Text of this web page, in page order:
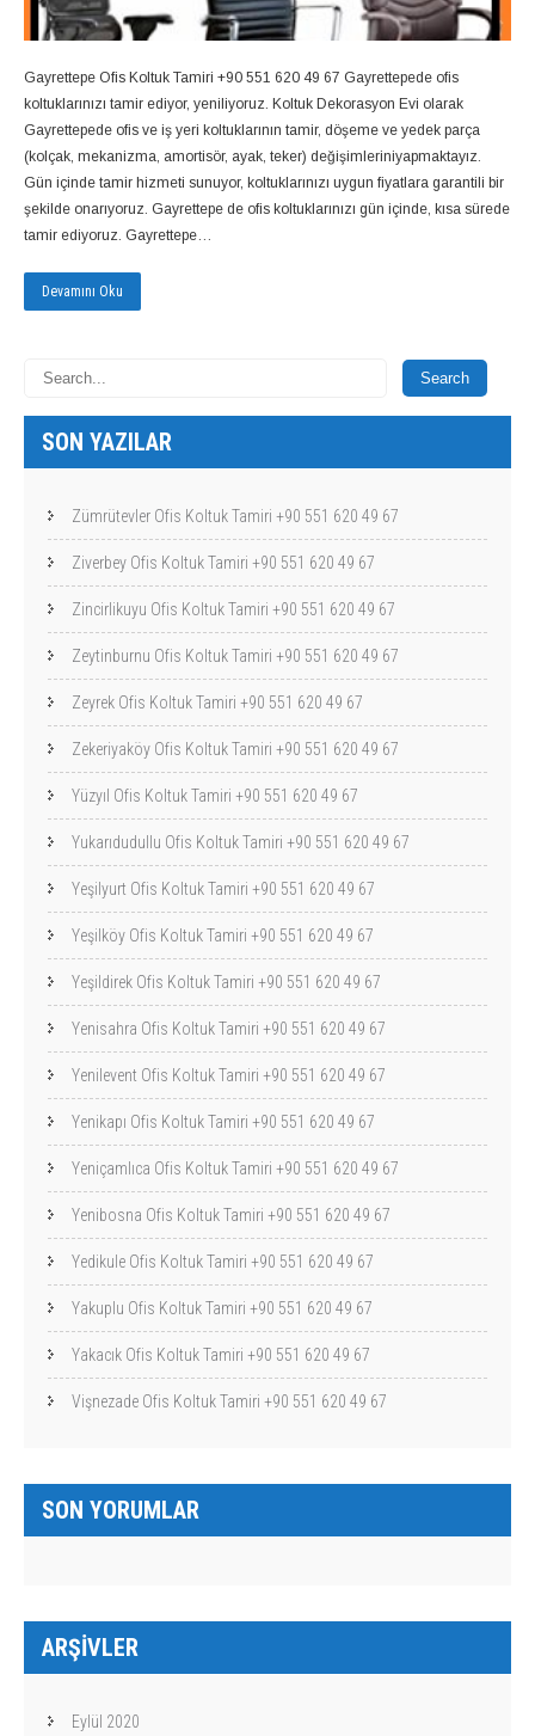
Gayrettepe Ofis Koltuk Tamiri +90 551 620 49 67 Gayrettepede ofis
koltuklarınızı tamir ediyor, yeniliyoruz. Koltuk Dekorasyon Evi olarak
Gayrettepede ofis ve iş yeri koltuklarının tamir, döşeme ve yedek parça
(kolçak, mekanizma, amortisör, ayak, teker) değişimleriniyapmaktayız.
Gün içinde tamir hizmeti sunuyor, koltuklarınızı uygun fiyatlara garantili bir
şekilde onarıyoruz. Gayrettepe de ofis koltuklarınızı gün içinde, kısa sürede
tamir ediyoruz. Gayrettepe…
Devamını Oku
SON YAZILAR
Zümrütevler Ofis Koltuk Tamiri +90 551 620 49 67
Ziverbey Ofis Koltuk Tamiri +90 551 620 49 67
Zincirlikuyu Ofis Koltuk Tamiri +90 551 620 49 67
Zeytinburnu Ofis Koltuk Tamiri +90 551 620 49 67
Zeyrek Ofis Koltuk Tamiri +90 551 620 49 67
Zekeriyaköy Ofis Koltuk Tamiri +90 551 620 49 67
Yüzyıl Ofis Koltuk Tamiri +90 551 620 49 67
Yukarıdudullu Ofis Koltuk Tamiri +90 551 620 49 67
Yeşilyurt Ofis Koltuk Tamiri +90 551 620 49 67
Yeşilköy Ofis Koltuk Tamiri +90 551 620 49 67
Yeşildirek Ofis Koltuk Tamiri +90 551 620 49 67
Yenisahra Ofis Koltuk Tamiri +90 551 620 49 67
Yenilevent Ofis Koltuk Tamiri +90 551 620 49 67
Yenikapı Ofis Koltuk Tamiri +90 551 620 49 67
Yeniçamlıca Ofis Koltuk Tamiri +90 551 620 49 67
Yenibosna Ofis Koltuk Tamiri +90 551 620 49 67
Yedikule Ofis Koltuk Tamiri +90 551 620 49 67
Yakuplu Ofis Koltuk Tamiri +90 551 620 49 67
Yakacık Ofis Koltuk Tamiri +90 551 620 49 67
Vişnezade Ofis Koltuk Tamiri +90 551 620 49 67
SON YORUMLAR
ARŞIVLER
Eylül 2020